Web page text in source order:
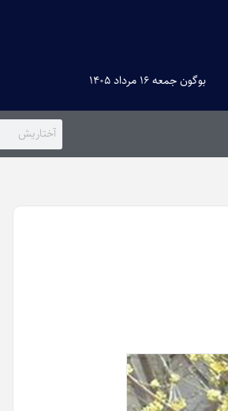
بوگون جمعه ۱۶ مرداد ۱۴۰۵